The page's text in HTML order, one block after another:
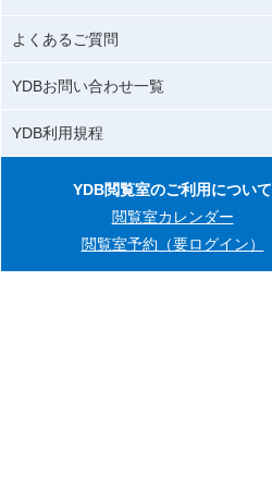
よくあるご質問
YDBお問い合わせ一覧
YDB利用規程
YDB閲覧室のご利用について
閲覧室カレンダー
閲覧室予約（要ログイン）